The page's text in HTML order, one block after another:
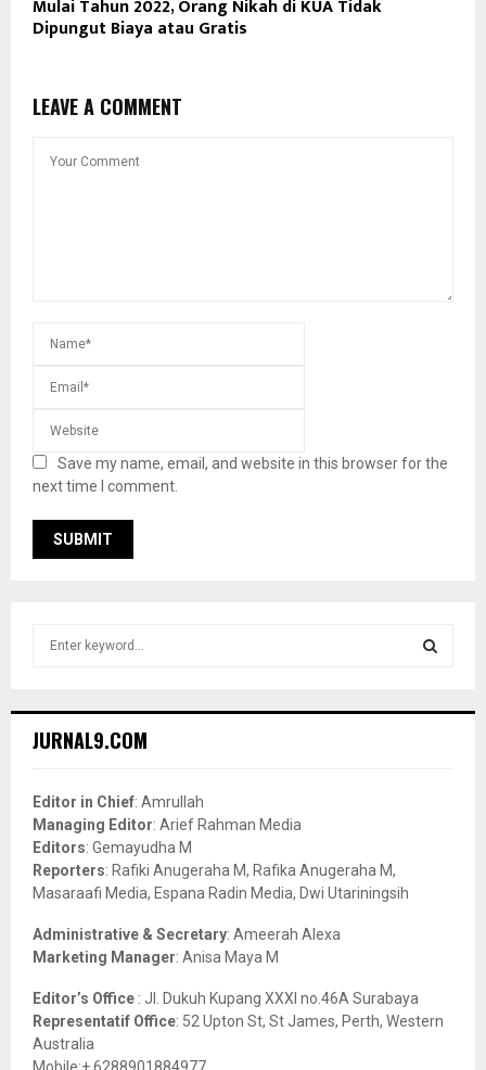
Mulai Tahun 2022, Orang Nikah di KUA Tidak
Dipungut Biaya atau Gratis
LEAVE A COMMENT
Save my name, email, and website in this browser for the
next time I comment.
h
o
r
:
JURNAL9.COM
Editor in Chief: Amrullah
Managing Editor: Arief Rahman Media
Editors: Gemayudha M
Reporters: Rafiki Anugeraha M, Rafika Anugeraha M,
Masaraafi Media, Espana Radin Media, Dwi Utariningsih
Administrative & Secretary: Ameerah Alexa
Marketing Manager: Anisa Maya M
Editor’s Office : Jl. Dukuh Kupang XXXI no.46A Surabaya
Representatif Office: 52 Upton St, St James, Perth, Western
Australia